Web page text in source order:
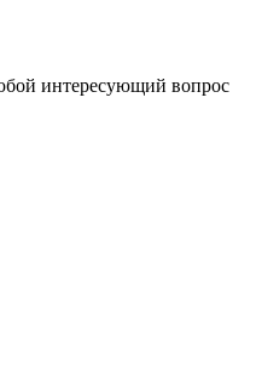
интересующий вопрос